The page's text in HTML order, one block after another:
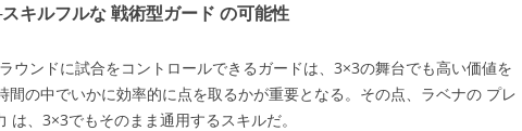
キルフルな 戦術型ガード の可能性
ウンドに試合をコントロールできるガードは、3×3の舞台でも高い価値を
の中でいかに効率的に点を取るかが重要となる。その点、ラベナの プレ
、3×3でもそのまま通用するスキルだ。